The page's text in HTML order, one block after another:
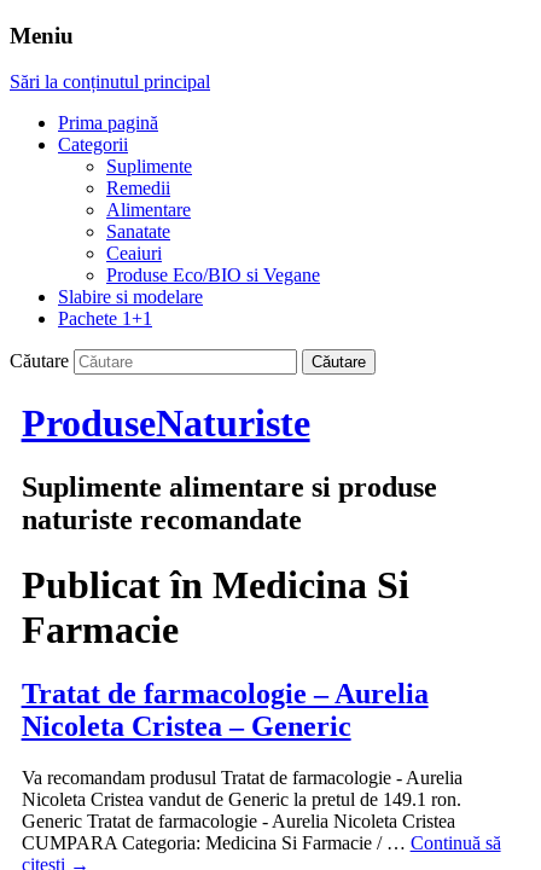
Meniu
Sări la conținutul principal
Prima pagină
Categorii
Suplimente
Remedii
Alimentare
Sanatate
Ceaiuri
Produse Eco/BIO si Vegane
Slabire si modelare
Pachete 1+1
Căutare
ProduseNaturiste
Suplimente alimentare si produse
naturiste recomandate
Publicat în Medicina Si
Farmacie
Tratat de farmacologie – Aurelia
Nicoleta Cristea – Generic
Va recomandam produsul Tratat de farmacologie - Aurelia
Nicoleta Cristea vandut de Generic la pretul de 149.1 ron.
Generic Tratat de farmacologie - Aurelia Nicoleta Cristea
CUMPARA Categoria: Medicina Si Farmacie / … Continuă să
citești →